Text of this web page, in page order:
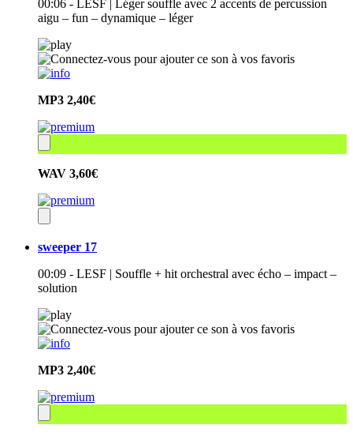
00:06 - LESF | Léger souffle avec 2 accents de percussion
aigu – fun – dynamique – léger
MP3 2,40€
WAV 3,60€
sweeper 17
00:09 - LESF | Souffle + hit orchestral avec écho – impact –
solution
MP3 2,40€